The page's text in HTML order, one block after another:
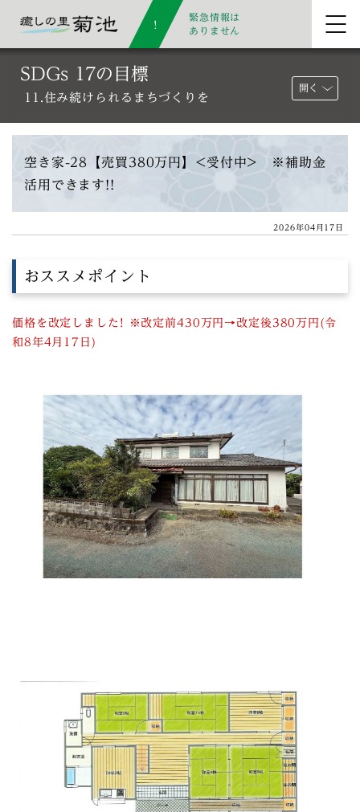
緊急情報は
ありません
SDGs 17の目標
11.住み続けられるまちづくりを
開く
空き家-28【売買380万円】<受付中> ※補助金
活用できます!!
2026年04月17日
おススメポイント
価格を改定しました! ※改定前430万円→改定後380万円(令
和8年4月17日)